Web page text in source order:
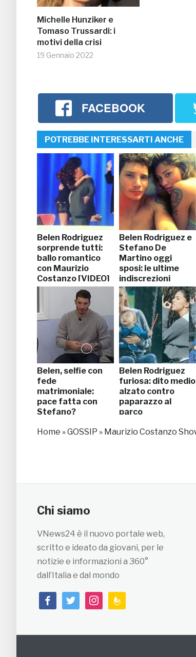
Michelle Hunziker e
Tomaso Trussardi: i
motivi della crisi
19 Gennaio 2022
FACEBOOK
POTREBBE INTERESSARTI ANCHE
Belen Rodriguez
sorprende tutti:
ballo romantico
con Maurizio
Costanzo [VIDEO]
Belen Rodriguez e
Stefano De
Martino oggi
sposi: le ultime
indiscrezioni
(LEGGI)
Belen, selfie con
fede
matrimoniale:
pace fatta con
Stefano?
Belen Rodriguez
furiosa: dito medio
alzato contro
paparazzo al
parco
Home »GOSSIP » Maurizio Costanzo
Chi siamo
VNews24 è il nuovo portale web,
scritto e ideato da giovani, per le
notizie e informazioni a 360°
dall’Italia e dal mondo
facebooktwitterinstagramfeedburner